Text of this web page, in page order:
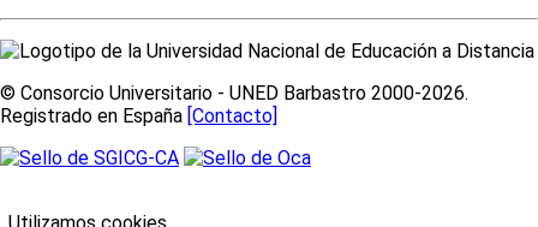
© Consorcio Universitario - UNED Barbastro 2000-2026.
Registrado en España [Contacto]
Utilizamos cookies